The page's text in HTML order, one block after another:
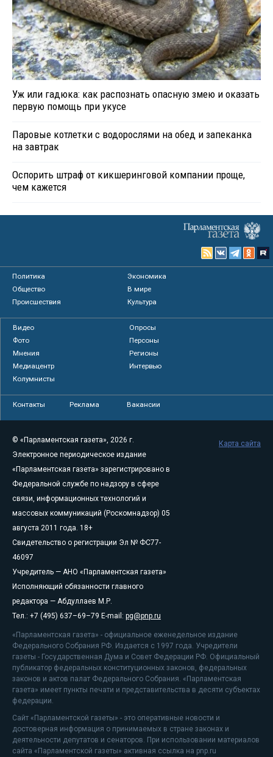
Уж или гадюка: как распознать опасную змею и оказать
первую помощь при укусе
Паровые котлетки с водорослями на обед и запеканка
на завтрак
Оспорить штраф от кикшеринговой компании проще,
чем кажется
Политика
Экономика
Общество
В мире
Происшествия
Культура
Видео
Опросы
Фото
Персоны
Мнения
Регионы
Медиацентр
Интервью
Колумнисты
Контакты Реклама Вакансии
© «Парламентская газета», 2026 г.
Электронное периодическое издание
«Парламентская газета» зарегистрировано в
Федеральной службе по надзору в сфере
связи, информационных технологий и
массовых коммуникаций (Роскомнадзор) 05
августа 2011 года. 18+
Свидетельство о регистрации Эл № ФС77-
46097
Учредитель — АНО «Парламентская газета»
Исполняющий обязанности главного
редактора — Абдуллаев М.Р.
Тел.: +7 (495) 637–69–79 E-mail: pg@pnp.ru
«Парламентская газета» - официальное еженедельное издание
Федерального Собрания РФ. Издается с 1997 года. Учредители
газеты - Государственная Дума и Совет Федерации РФ. Официальный
публикатор федеральных конституционных законов, федеральных
законов и актов палат Федерального Собрания. «Парламентская
газета» имеет пункты печати и представительства в десяти субъектах
федерации.
Сайт «Парламентской газеты» - это оперативные новости и
достоверная информация о принимаемых в стране законах и
деятельности депутатов и сенаторов. При использовании материалов
сайта «Парламентской газеты» активная ссылка на pnp.ru
Карта сайта